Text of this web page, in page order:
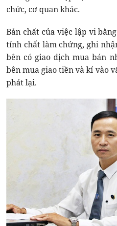
chức, cơ quan khác.
Bản chất của việc lập vi
tính chất làm chứng, ghi
bên có giao dịch mua bán
bên mua giao tiền và kí vào
phát lại.